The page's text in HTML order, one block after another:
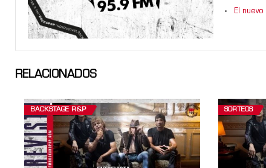
El
RELACIONADOS
BACKSTAGE R&P SORTEOS